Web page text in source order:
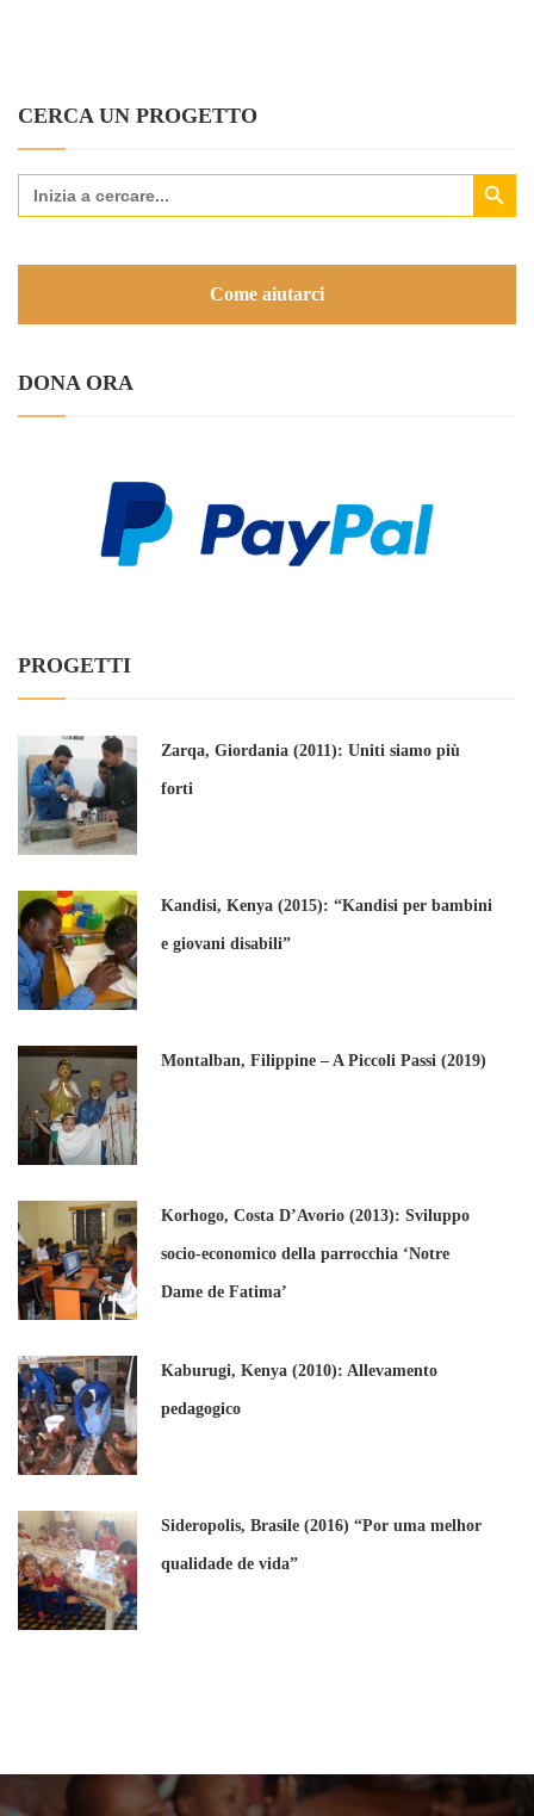
CERCA UN PROGETTO
Search
for:
Search Button
Come aiutarci
DONA ORA
PROGETTI
Zarqa, Giordania (2011): Uniti siamo più
forti
Kandisi, Kenya (2015): “Kandisi per bambini
e giovani disabili”
Montalban, Filippine – A Piccoli Passi (2019)
Korhogo, Costa D’Avorio (2013): Sviluppo
socio-economico della parrocchia ‘Notre
Dame de Fatima’
Kaburugi, Kenya (2010): Allevamento
pedagogico
Sideropolis, Brasile (2016) “Por uma melhor
qualidade de vida”